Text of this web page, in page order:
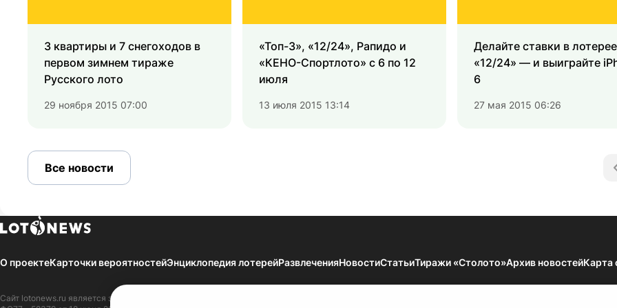
3 квартиры и 7 снегоходов в
первом зимнем тираже
Русского лото
29 ноября 2015 07:00
«Топ-3», «12/24», Рапидо и
«КЕНО-Спортлото» с 6 по 12
июля
13 июля 2015 13:14
Делайте ставки в лотерее
«12/24» — и выиграйте
6
27 мая 2015 06:26
Все новости
О проектеКарточки вероятностейЭнциклопедия лотерейРазвлеченияНовостиСтатьиТиражи «Столото»Архив новостейКарта
Сайт lotonews.ru является зарегистрированным Средством массовой информации — Результаты тиражей Всероссийских государственных